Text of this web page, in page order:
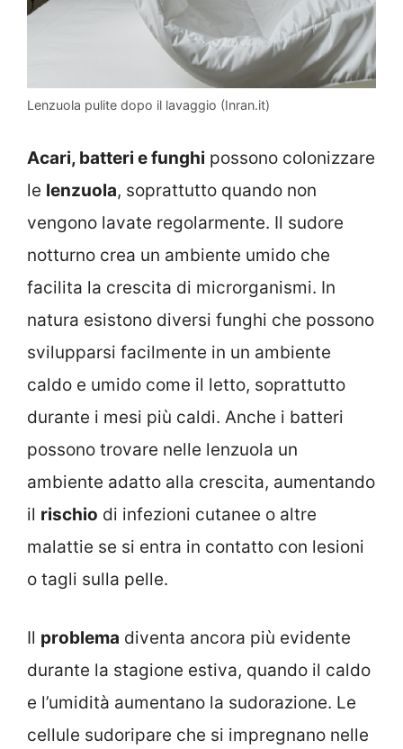
Lenzuola pulite dopo il lavaggio (Inran.it)
Acari, batteri e funghi possono colonizzare
le lenzuola, soprattutto quando non
vengono lavate regolarmente. Il sudore
notturno crea un ambiente umido che
facilita la crescita di microrganismi. In
natura esistono diversi funghi che possono
svilupparsi facilmente in un ambiente
caldo e umido come il letto, soprattutto
durante i mesi più caldi. Anche i batteri
possono trovare nelle lenzuola un
ambiente adatto alla crescita, aumentando
il rischio di infezioni cutanee o altre
malattie se si entra in contatto con lesioni
o tagli sulla pelle.
Il problema diventa ancora più evidente
durante la stagione estiva, quando il caldo
e l’umidità aumentano la sudorazione. Le
cellule sudoripare che si impregnano nelle